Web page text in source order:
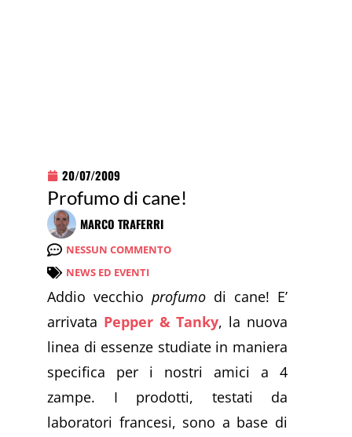
20/07/2009
Profumo di cane!
MARCO TRAFERRI
NESSUN COMMENTO
NEWS ED EVENTI
Addio vecchio profumo di cane! E’
arrivata Pepper & Tanky, la nuova
linea di essenze studiate in maniera
specifica per i nostri amici a 4
zampe. I prodotti, testati da
laboratori francesi, sono a base di